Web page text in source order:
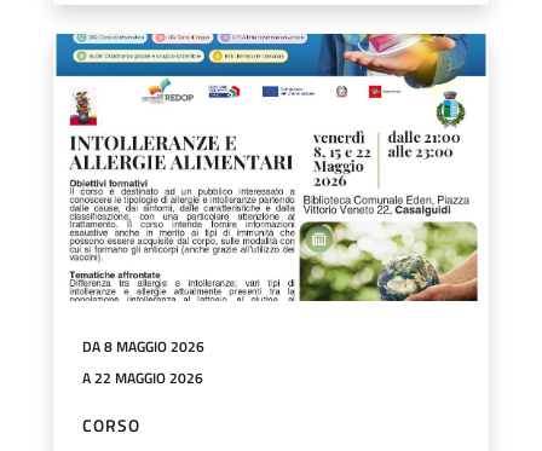
DA 8 MAGGIO 2026
A 22 MAGGIO 2026
CORSO